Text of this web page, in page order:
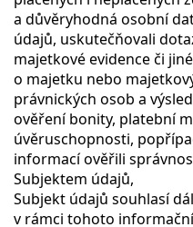
a důvěryhodná osobní
údajů, uskutečňovali
majetkové evidence či
o majetku nebo
právnických osob a
ověření bonity, platební
úvěruschopnosti,
informací ověřili
Subjektem údajů,
Subjekt údajů souhlasí
v rámci tohoto